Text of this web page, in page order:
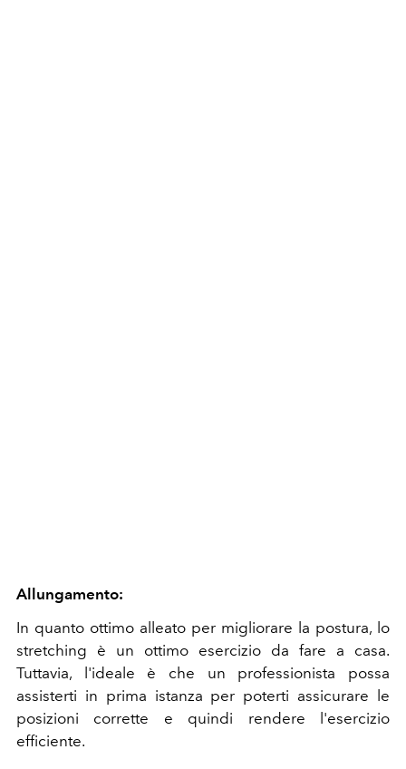
Allungamento:
In quanto ottimo alleato per migliorare la postura, lo
stretching è un ottimo esercizio da fare a casa.
Tuttavia, l'ideale è che un professionista possa
assisterti in prima istanza per poterti assicurare le
posizioni corrette e quindi rendere l'esercizio
efficiente.